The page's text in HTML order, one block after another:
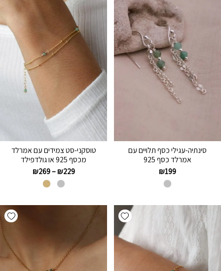
סינתיה-עגילי כסף תלויים עם
אמרלד כסף 925
₪199
טוסקני-סט צמידים עם אמרלד
מכסף 925 או גולדפילד
₪229
–
₪269
Add wishlist